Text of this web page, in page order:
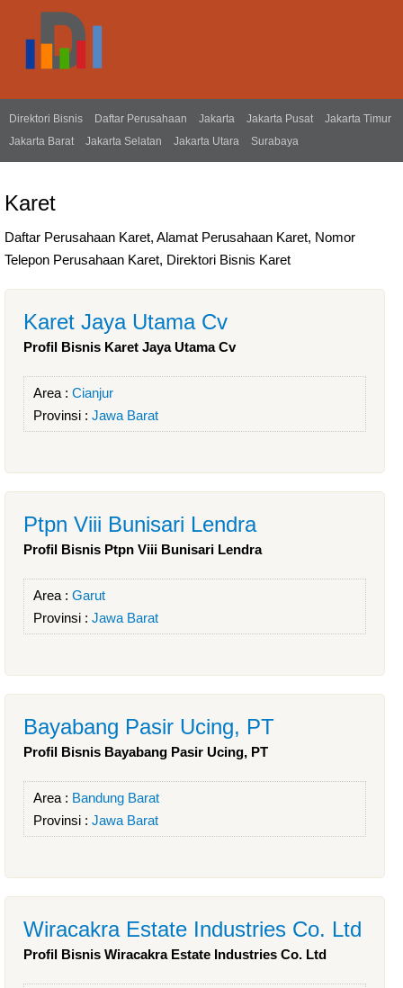
Direktori Bisnis Daftar Perusahaan Jakarta Jakarta Pusat
Jakarta Timur
Jakarta Barat
Jakarta Selatan Jakarta Utara Surabaya
Karet
Daftar Perusahaan Karet, Alamat Perusahaan Karet, Nomor
Telepon Perusahaan Karet, Direktori Bisnis Karet
Karet Jaya Utama Cv
Profil Bisnis Karet Jaya Utama Cv
Area : Cianjur
Provinsi : Jawa Barat
Ptpn Viii Bunisari Lendra
Profil Bisnis Ptpn Viii Bunisari Lendra
Area : Garut
Provinsi : Jawa Barat
Bayabang Pasir Ucing, PT
Profil Bisnis Bayabang Pasir Ucing, PT
Area : Bandung Barat
Provinsi : Jawa Barat
Wiracakra Estate Industries Co. Ltd
Profil Bisnis Wiracakra Estate Industries Co. Ltd